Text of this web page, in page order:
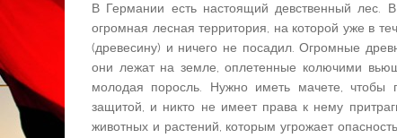
В Германии есть настоящий девственный лес.
огромная лесная территория, на которой уже в
(древесину) и ничего не посадил. Огромные
они лежат на земле, оплетенные колючими
молодая поросль. Нужно иметь мачете, чтобы
защитой, и никто не имеет права к нему
животных и растений, которым угрожает